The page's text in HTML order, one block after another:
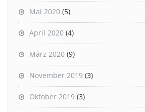
Mai 2020 (5)
April 2020 (4)
März 2020 (9)
November 2019 (3)
Oktober 2019 (3)